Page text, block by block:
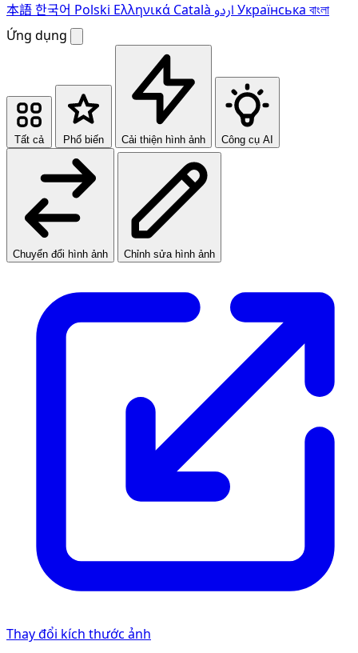
本語한국어 Polski Ελληνικά Català Українська বাংলা
Ứng dụng
Tất cả Phổ biến Cải thiện hình ảnh Công cụ AI
Chuyển đổi hình ảnh Chỉnh sửa hình ảnh
Thay đổi kích thước ảnh